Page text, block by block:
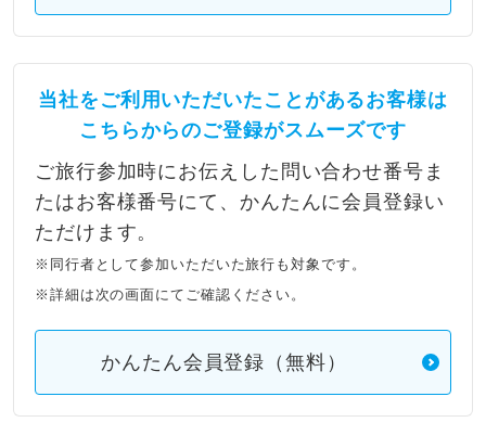
当社をご利用いただいたことがあるお客様は
こちらからのご登録がスムーズです
ご旅行参加時にお伝えした問い合わせ番号ま
たはお客様番号にて、かんたんに会員登録い
ただけます。
※同行者として参加いただいた旅行も対象です。
※詳細は次の画面にてご確認ください。
かんたん会員登録（無料）